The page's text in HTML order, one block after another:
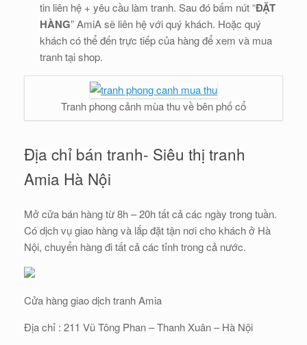
tin liên hệ + yêu cầu làm tranh. Sau đó bấm nút “ĐẶT
HÀNG” AmiA sẽ liên hệ với quý khách. Hoặc quý
khách có thể đến trực tiếp của hàng để xem và mua
tranh tại shop.
Tranh phong cảnh mùa thu về bên phố cổ
Địa chỉ bán tranh- Siêu thị tranh
Amia Hà Nội
Mở cửa bán hàng từ 8h – 20h tất cả các ngày trong tuần.
Có dịch vụ giao hàng và lắp đặt tận nơi cho khách ở Hà
Nội, chuyển hàng đi tất cả các tỉnh trong cả nước.
Cửa hàng giao dịch tranh Amia
Địa chỉ : 211 Vũ Tông Phan – Thanh Xuân – Hà Nội